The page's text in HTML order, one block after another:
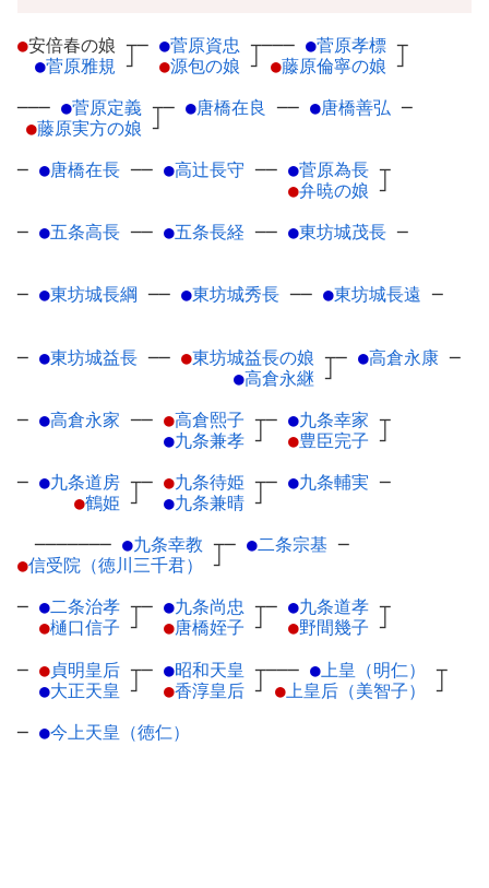
●安倍春の娘 ┬
●菅原雅規 ┘
─ ●菅原資忠 ┬
●源包の娘 ┘
─── ●菅原孝標 ┬
●藤原倫寧の娘 ┘
─── ●菅原定義 ┬
●藤原実方の娘 ┘
─ ●唐橋在良 ── ●唐橋善弘 ─
─ ●唐橋在長 ── ●高辻長守 ── ●菅原為長 ┬
●弁暁の娘 ┘
─ ●五条高長 ── ●五条長経 ── ●東坊城茂長 ─
─ ●東坊城長綱 ── ●東坊城秀長 ── ●東坊城長遠 ─
─ ●東坊城益長 ── ●東坊城益長の娘 ┬
●高倉永継 ┘
─ ●高倉永康 ─
─ ●高倉永家 ── ●高倉熙子 ┬
●九条兼孝 ┘
─ ●九条幸家 ┬
●豊臣完子 ┘
─ ●九条道房 ┬
●鶴姫 ┘
─ ●九条待姫 ┬
●九条兼晴 ┘
─ ●九条輔実 ─
─────── ●九条幸教 ┬
●信受院（徳川三千君） ┘
─ ●二条宗基 ─
─ ●二条治孝 ┬
●樋口信子 ┘
─ ●九条尚忠 ┬
●唐橋姪子 ┘
─ ●九条道孝 ┬
●野間幾子 ┘
─ ●貞明皇后 ┬
●大正天皇 ┘
─ ●昭和天皇 ┬
●香淳皇后 ┘
─── ● 上皇（明仁）
┬
● 上皇后（美智子） ┘
─ ●今上天皇（徳仁）